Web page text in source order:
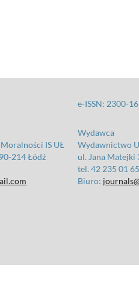
e-ISSN: 2300-
IS UŁ
214 Łódź
Wydawca
Wydawnictwo
ul. Jana Matejki
tel. 42 235 01
Biuro: